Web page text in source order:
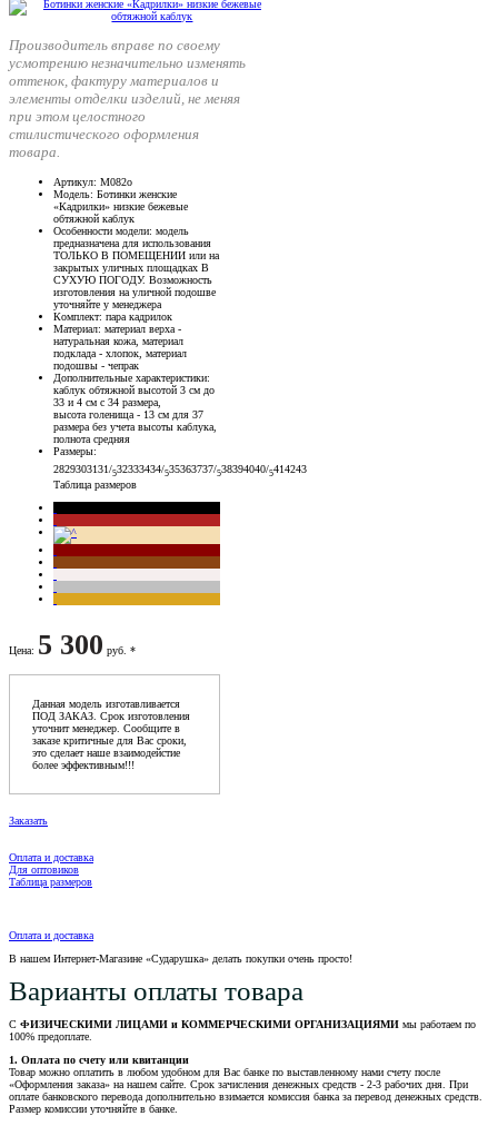
Производитель вправе по своему
усмотрению незначительно изменять
оттенок, фактуру материалов и
элементы отделки изделий, не меняя
при этом целостного
стилистического оформления
товара.
Артикул: М082о
Модель: Ботинки женские
«Кадрилки» низкие бежевые
обтяжной каблук
Особенности модели: модель
предназначена для использования
ТОЛЬКО В ПОМЕЩЕНИИ или на
закрытых уличных площадках В
СУХУЮ ПОГОДУ. Возможность
изготовления на уличной подошве
уточняйте у менеджера
Комплект: пара кадрилок
Материал: материал верха -
натуральная кожа, материал
подклада - хлопок, материал
подошвы - чепрак
Дополнительные характеристики:
каблук обтяжной высотой 3 см до
33 и 4 см с 34 размера,
высота голенища - 13 см для 37
размера без учета высоты каблука,
полнота средняя
Размеры:
2829303131/532333434/535363737/538394040/5414243
Таблица размеров
Цена: 5 300 руб. *
Данная модель изготавливается
ПОД ЗАКАЗ. Срок изготовления
уточнит менеджер. Сообщите в
заказе критичные для Вас сроки,
это сделает наше взаимодейстие
более эффективным!!!
Заказать
Оплата и доставка
Для оптовиков
Таблица размеров
Оплата и доставка
В нашем Интернет-Магазине «Сударушка» делать покупки очень просто!
Варианты оплаты товара
С ФИЗИЧЕСКИМИ ЛИЦАМИ и КОММЕРЧЕСКИМИ ОРГАНИЗАЦИЯМИ мы работаем по
100% предоплате.
1. Оплата по счету или квитанции
Товар можно оплатить в любом удобном для Вас банке по выставленному нами счету после
«Оформления заказа» на нашем сайте. Срок зачисления денежных средств - 2-3 рабочих дня. При
оплате банковского перевода дополнительно взимается комиссия банка за перевод денежных средств.
Размер комиссии уточняйте в банке.